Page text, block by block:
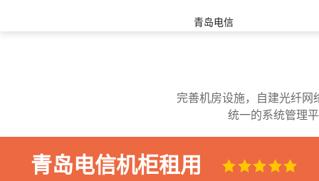
青岛电信
完善机房设施，自建光纤网
统一的系统管理
青岛电信机柜租用